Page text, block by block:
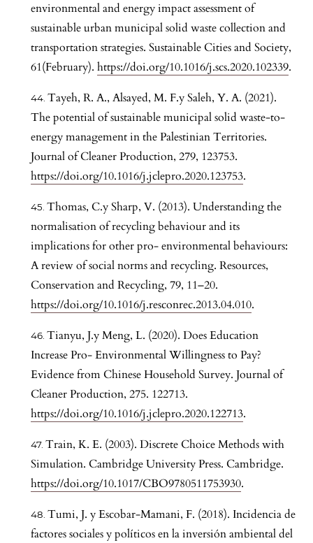
environmental and energy impact assessment of
sustainable urban municipal solid waste collection and
transportation strategies. Sustainable Cities and Society,
61(February). https://doi.org/10.1016/j.scs.2020.102339.
Tayeh, R. A., Alsayed, M. F.y Saleh, Y. A. (2021).
The potential of sustainable municipal solid waste-to-
energy management in the Palestinian Territories.
Journal of Cleaner Production, 279, 123753.
https://doi.org/10.1016/j.jclepro.2020.123753.
Thomas, C.y Sharp, V. (2013). Understanding the
normalisation of recycling behaviour and its
implications for other pro- environmental behaviours:
A review of social norms and recycling. Resources,
Conservation and Recycling, 79, 11–20.
https://doi.org/10.1016/j.resconrec.2013.04.010.
Tianyu, J.y Meng, L. (2020). Does Education
Increase Pro- Environmental Willingness to Pay?
Evidence from Chinese Household Survey. Journal of
Cleaner Production, 275. 122713.
https://doi.org/10.1016/j.jclepro.2020.122713.
Train, K. E. (2003). Discrete Choice Methods with
Simulation. Cambridge University Press. Cambridge.
https://doi.org/10.1017/CBO9780511753930.
Tumi, J. y Escobar-Mamani, F. (2018). Incidencia de
factores sociales y políticos en la inversión ambiental del